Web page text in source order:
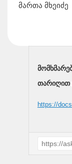
მართა მხეიძე
თარიღით
https://